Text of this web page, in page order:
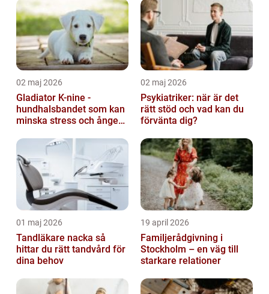
02 maj 2026
Gladiator K-nine -
hundhalsbandet som kan
minska stress och ångest
02 maj 2026
Psykiatriker: när är det
rätt stöd och vad kan du
förvänta dig?
01 maj 2026
Tandläkare nacka så
hittar du rätt tandvård för
dina behov
19 april 2026
Familjerådgivning i
Stockholm – en väg till
starkare relationer